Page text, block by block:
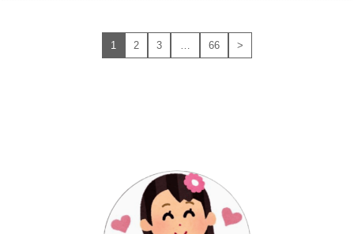
1 2 3 66 >